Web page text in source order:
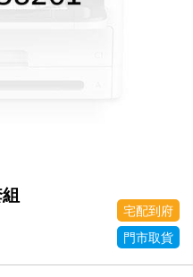
宅配到府
門市取貨